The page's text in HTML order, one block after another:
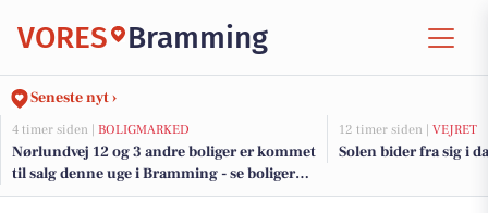
VORES Bramming
Seneste nyt ›
4 timer siden | BOLIGMARKED
Nørlundvej 12 og 3 andre boliger er kommet
til salg denne uge i Bramming - se boligerne
her.
12 timer siden | VEJRET
Solen bider fra sig i